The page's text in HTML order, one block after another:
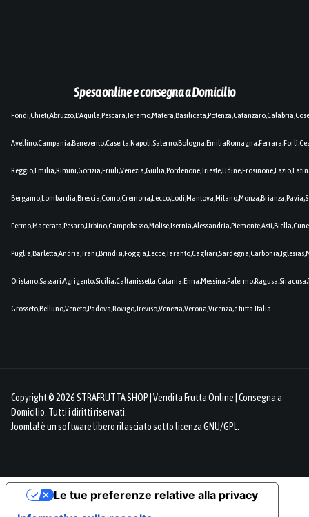
Spesa online e consegna a Domicilio
Grosseto,Belluno,Veneto,Padova,Rovigo,Treviso,Venezia,Verona,Vicenza,e tutta Italia.
Copyright © 2026 STRAFRUTTA SHOP | Vendita Frutta Online | Consegna a
Domicilio. Tutti i diritti riservati.
Joomla!è un software libero rilasciato sottolicenza GNU/GPL.
Le tue preferenze relative alla privacy